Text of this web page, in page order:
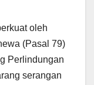
oleh
(Pasal 79)
Perlindungan
serangan